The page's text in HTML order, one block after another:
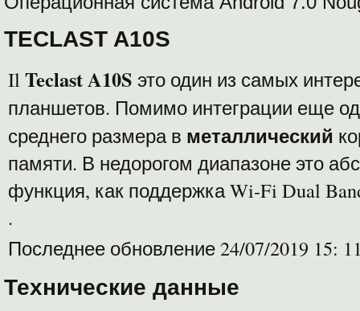
TECLAST A10S
Il Teclast A10S это один из самых
планшетов. Помимо интеграции еще
среднего размера в металлический
памяти. В недорогом диапазоне это
функция, как поддержка Wi-Fi Dual
.
Последнее обновление 24/07/2019 15:
Технические данные